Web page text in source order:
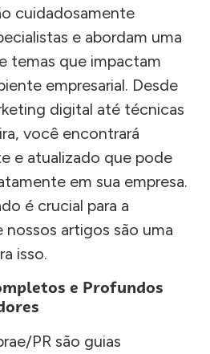
cuidadosamente
e abordam uma
temas que impactam
empresarial. Desde
digital até técnicas
você encontrará
e atualizado que pode
em sua empresa.
é crucial para a
artigos são uma
isso.
e Profundos
PR são guias